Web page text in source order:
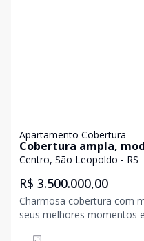
Apartamento Cobertura
Cobertura ampla,
vista incrível!
Centro, São Leopoldo - RS
R$ 3.500.000,00
Charmosa cobertura com
seus melhores momentos